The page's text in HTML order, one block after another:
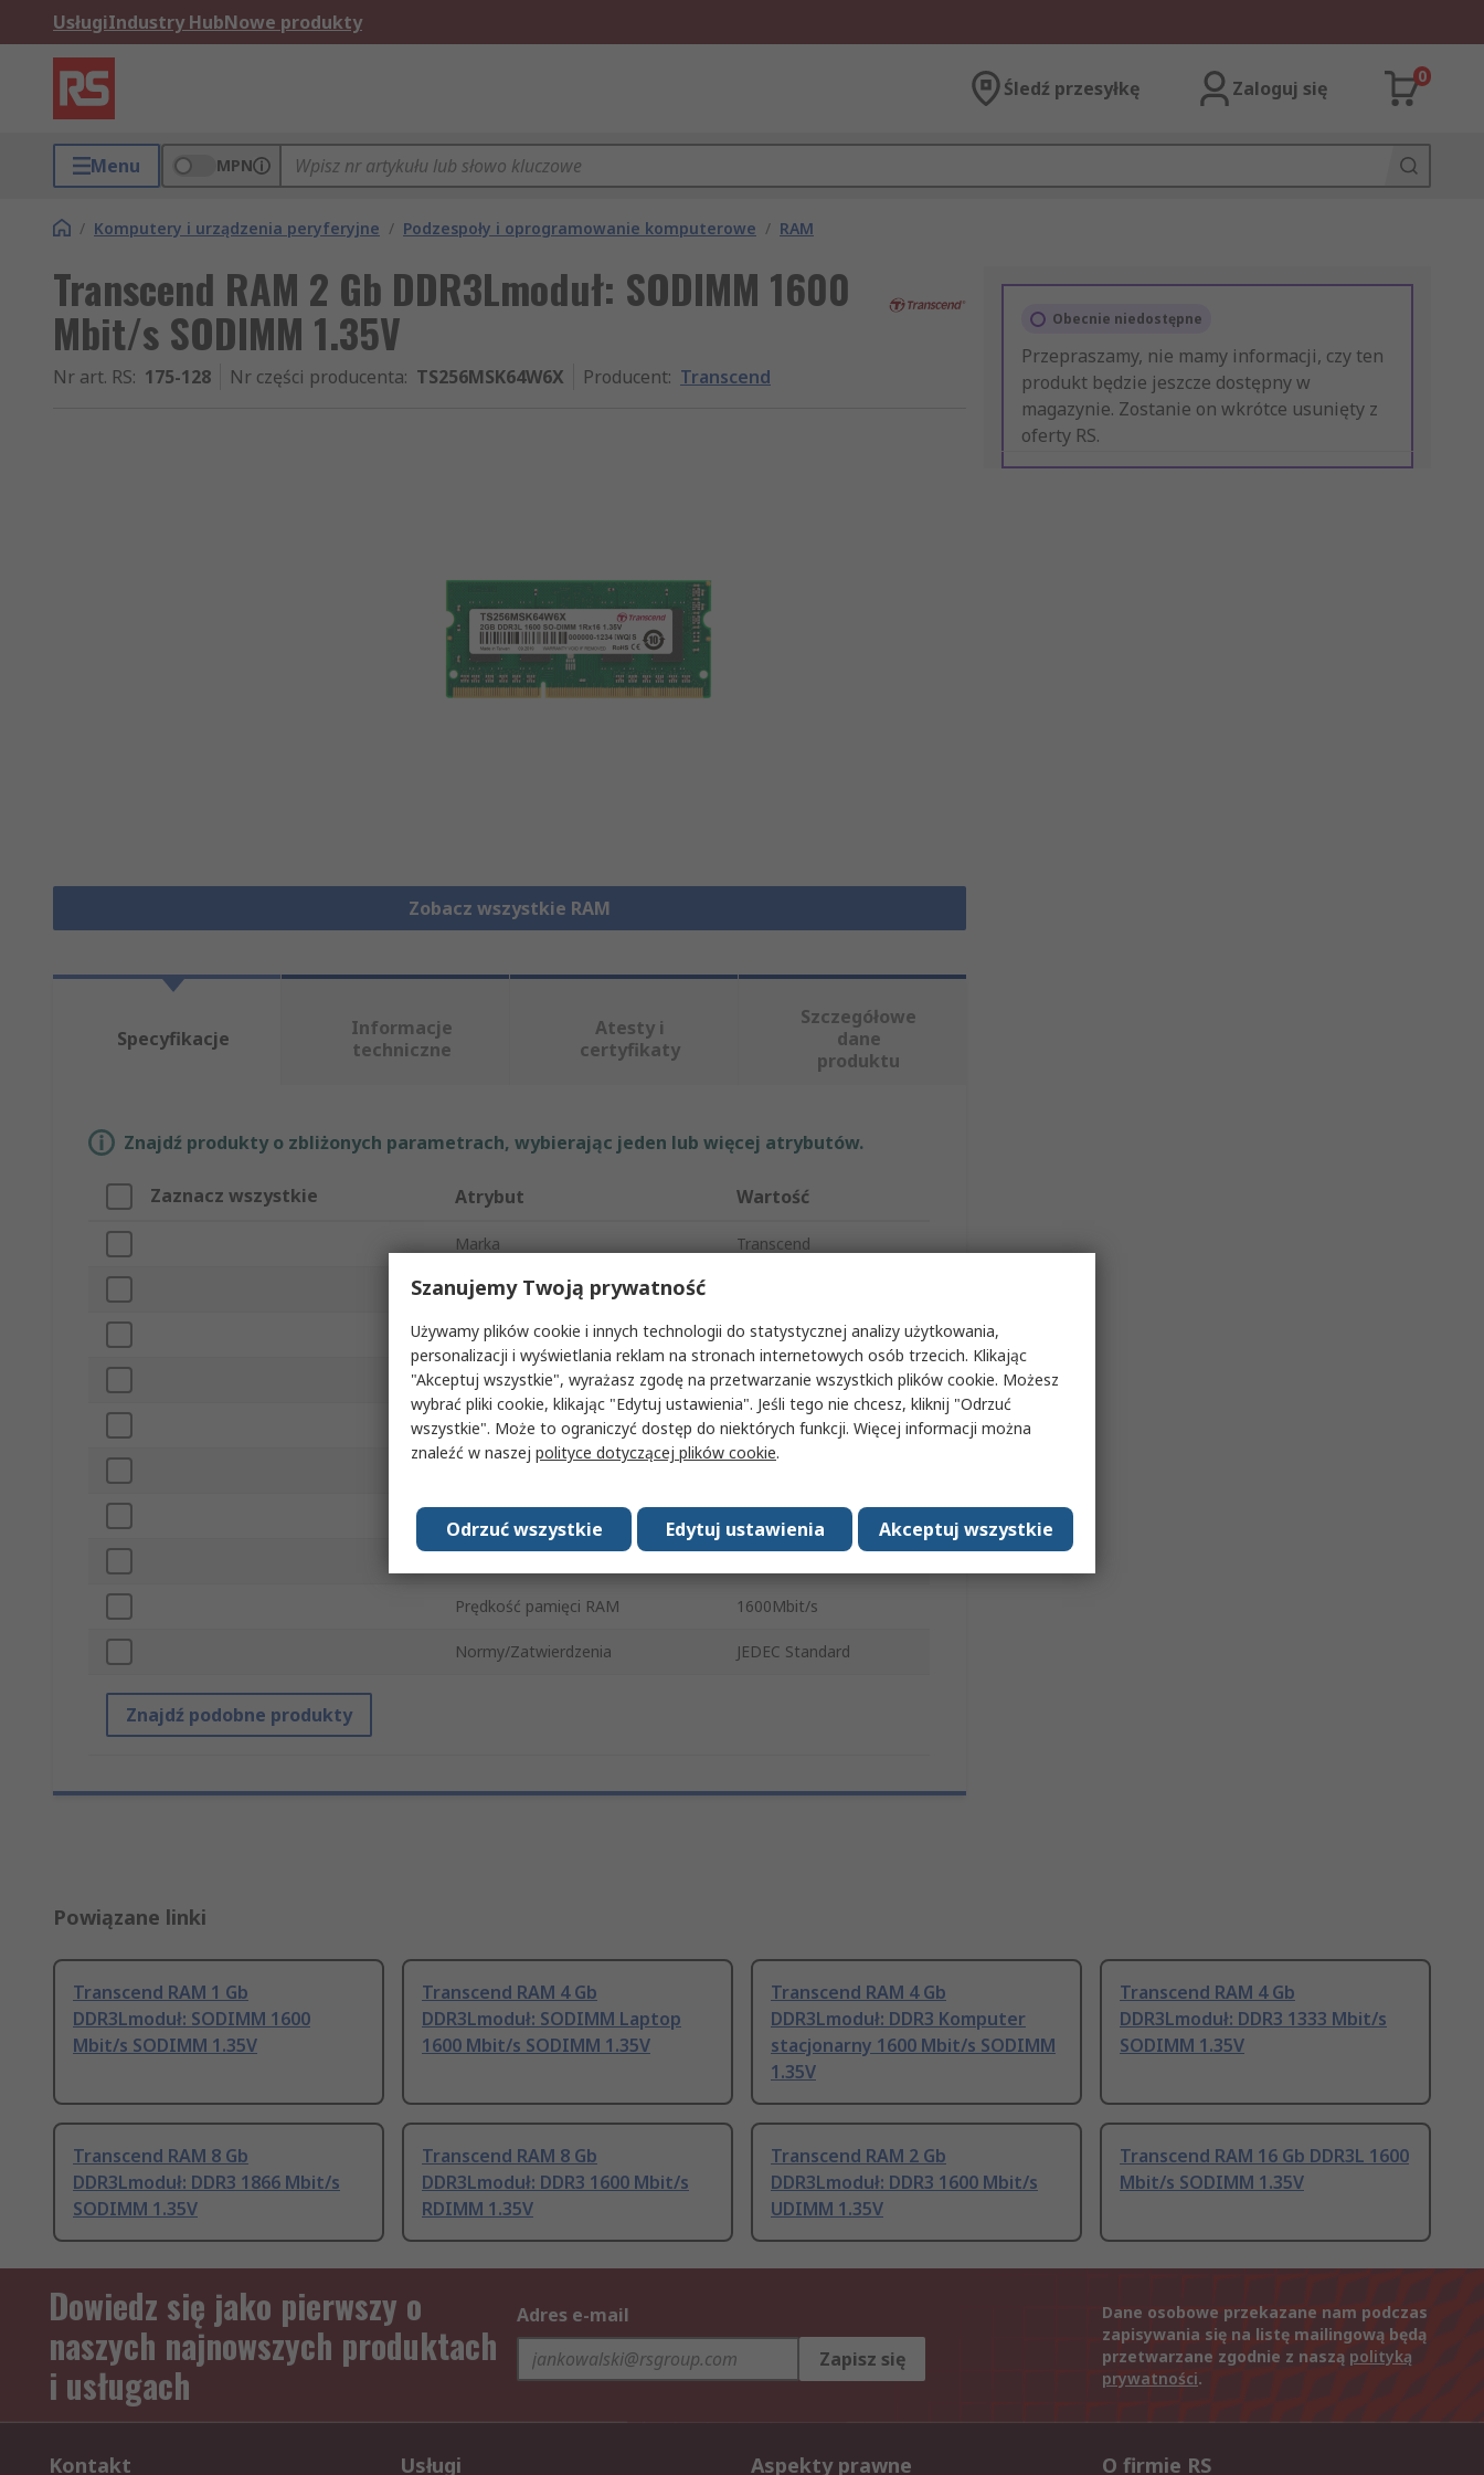
UsługiIndustry HubNowe produkty
Śledź przesyłkę Zaloguj się
0
Menu MPN
/ Komputery i urządzenia peryferyjne / Podzespoły i oprogramowanie komputerowe / RAM
Transcend RAM 2 Gb DDR3Lmoduł: SODIMM 1600
Mbit/s SODIMM 1.35V
Nr art. RS: 175-128 Nr części producenta: TS256MSK64W6X Producent: Transcend
Zobacz wszystkie RAM
Obecnie niedostępne
Przepraszamy, nie mamy informacji, czy ten
produkt będzie jeszcze dostępny w
magazynie. Zostanie on wkrótce usunięty z
oferty RS.
Specyfikacje
Informacje
techniczne
Atesty i
certyfikaty
Szczegółowe
dane
produktu
Znajdź produkty o zbliżonych parametrach, wybierając jeden lub więcej atrybutów.
Zaznacz wszystkie Atrybut Wartość
Marka Transcend
Rozmiar pamięci
Typ produktu RAM
Typ gniazda pamięci SODIMM
Klasa pamięci DDR3L
Prędkość pamięci RAM 1600Mbit/s
Normy/Zatwierdzenia JEDEC Standard
Znajdź podobne produkty
Powiązane linki
Transcend RAM 1 Gb
DDR3Lmoduł: SODIMM 1600
Mbit/s SODIMM 1.35V
Transcend RAM 4 Gb
DDR3Lmoduł: SODIMM Laptop
1600 Mbit/s SODIMM 1.35V
Transcend RAM 4 Gb
DDR3Lmoduł: DDR3 Komputer
stacjonarny 1600 Mbit/s SODIMM
1.35V
Transcend RAM 4 Gb
DDR3Lmoduł: DDR3 1333 Mbit/s
SODIMM 1.35V
Transcend RAM 8 Gb
DDR3Lmoduł: DDR3 1866 Mbit/s
SODIMM 1.35V
Transcend RAM 8 Gb
DDR3Lmoduł: DDR3 1600 Mbit/s
RDIMM 1.35V
Transcend RAM 2 Gb
DDR3Lmoduł: DDR3 1600 Mbit/s
UDIMM 1.35V
Transcend RAM 16 Gb DDR3L 1600
Mbit/s SODIMM 1.35V
Dowiedz się jako pierwszy o
naszych najnowszych produktach
i usługach
Adres e-mail
Zapisz się
Dane osobowe przekazane nam podczas
zapisywania się na listę mailingową będą
przetwarzane zgodnie z naszą polityką
prywatności.
Kontakt Usługi Aspekty prawne O firmie RS
Szanujemy Twoją prywatność
Używamy plików cookie i innych technologii do statystycznej analizy użytkowania,
personalizacji i wyświetlania reklam na stronach internetowych osób trzecich. Klikając
"Akceptuj wszystkie", wyrażasz zgodę na przetwarzanie wszystkich plików cookie. Możesz
wybrać pliki cookie, klikając "Edytuj ustawienia". Jeśli tego nie chcesz, kliknij "Odrzuć
wszystkie". Może to ograniczyć dostęp do niektórych funkcji. Więcej informacji można
znaleźć w naszej polityce dotyczącej plików cookie.
Akceptuj wszystkie
Edytuj ustawienia
Odrzuć wszystkie